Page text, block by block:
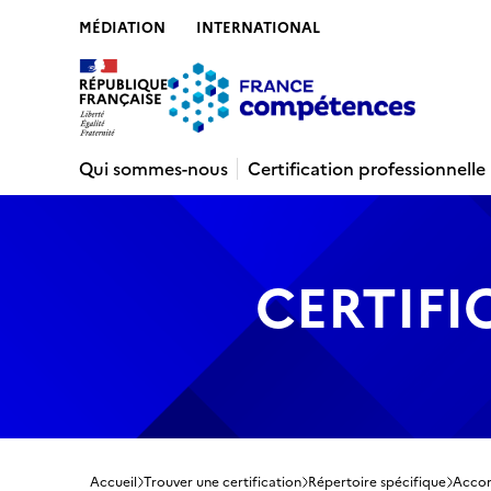
MÉDIATION INTERNATIONAL
Qui sommes-nous
Certification professionnelle
Accueil Trouver une certification Répertoire spécifique